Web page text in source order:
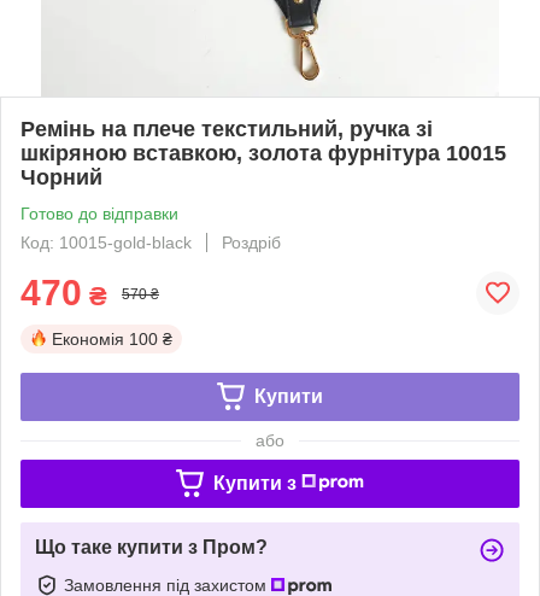
Ремінь на плече текстильний, ручка зі
шкіряною вставкою, золота фурнітура 10015
Чорний
Готово до відправки
Код: 10015-gold-black
Роздріб
470 ₴ 570 ₴
Економія 100 ₴
Купити
або
Купити з
Що таке купити з Пром?
Замовлення під захистом